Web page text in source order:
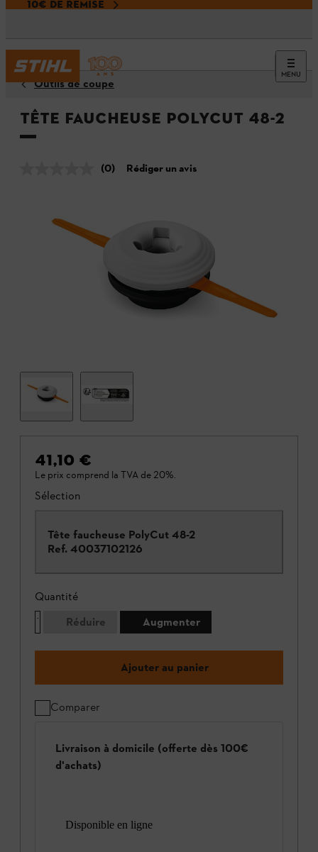
10€ DE REMISE
MENU
Outils de coupe
Tête faucheuse PolyCut 48-2
(0) Rédiger un avis
41,10 €
Le prix comprend la TVA de 20%.
Sélection
Tête faucheuse PolyCut 48-2
Ref. 40037102126
Quantité
Réduire
Augmenter
Ajouter au panier
Comparer
Livraison à domicile (offerte dès 100€
d'achats)
Disponible en ligne